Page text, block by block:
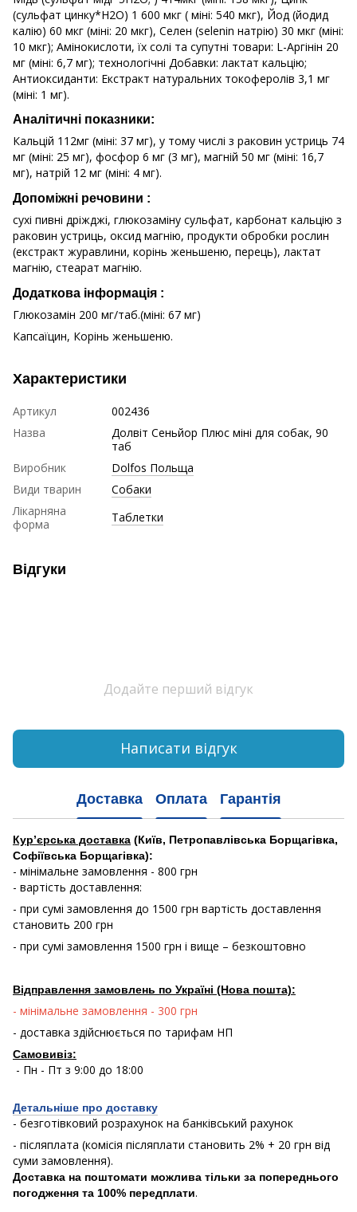
(сульфат цинку*H2O) 1 600 мкг ( міні: 540 мкг), Йод (йодид
калію) 60 мкг (міні: 20 мкг), Селен (selenin натрію) 30 мкг (міні:
10 мкг); Амінокислоти, їх солі та супутні товари: L-Аргінін 20
мг (міні: 6,7 мг); технологічні Добавки: лактат кальцію;
Антиоксиданти: Екстракт натуральних токоферолів 3,1 мг
(міні: 1 мг).
Аналітичні показники:
Кальцій 112мг (міні: 37 мг), у тому числі з раковин устриць 74
мг (міні: 25 мг), фосфор 6 мг (3 мг), магній 50 мг (міні: 16,7
мг), натрій 12 мг (міні: 4 мг).
Допоміжні речовини :
сухі пивні дріжджі, глюкозаміну сульфат, карбонат кальцію з
раковин устриць, оксид магнію, продукти обробки рослин
(екстракт журавлини, корінь женьшеню, перець), лактат
магнію, стеарат магнію.
Додаткова інформація :
Глюкозамін 200 мг/таб.(міні: 67 мг)
Капсаїцин, Корінь женьшеню.
Характеристики
Артикул
002436
Назва
Долвіт Сеньйор Плюс міні для собак, 90
таб
Виробник
Dolfos Польща
Види тварин
Собаки
Лікарняна
форма
Таблетки
Відгуки
Додайте перший відгук
Написати відгук
Доставка Оплата Гарантія
Кур’єрська доставка (Київ, Петропавлівська Борщагівка,
Софіївська Борщагівка):
- мінімальне замовлення - 800 грн
- вартість доставлення:
- при сумі замовлення до 1500 грн вартість доставлення
становить 200 грн
- при сумі замовлення 1500 грн і вище – безкоштовно
Відправлення замовлень по Україні (Нова пошта):
- мінімальне замовлення - 300 грн
- доставка здійснюється по тарифам НП
Самовивіз:
- Пн - Пт з 9:00 до 18:00
Детальніше про доставку
- безготівковий розрахунок на банківський рахунок
- післяплата (комісія післяплати становить 2% + 20 грн від
суми замовлення).
Доставка на поштомати можлива тільки за попереднього
погодження та 100% передплати.